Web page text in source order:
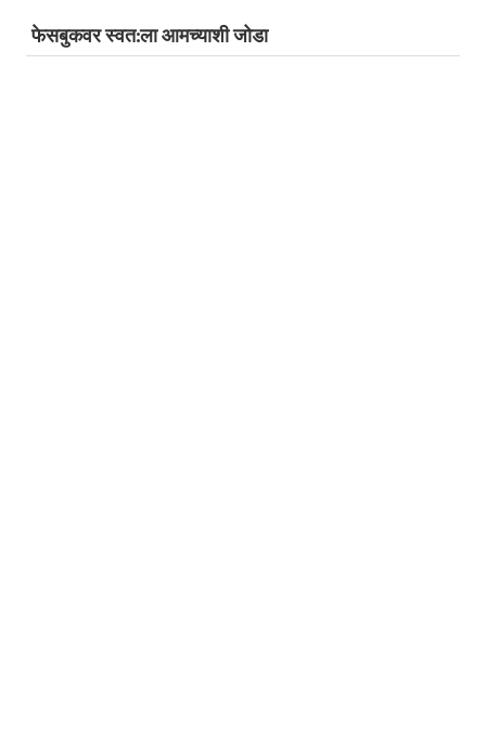
फेसबुकवर स्‍वत:ला आमच्‍याशी जोडा